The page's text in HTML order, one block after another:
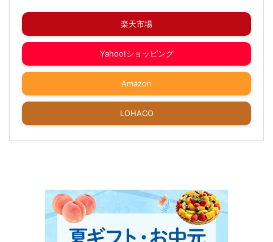
楽天市場
Yahoo!ショッピング
Amazon
LOHACO